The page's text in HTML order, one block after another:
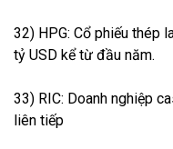
32) HPG: Cổ phiếu thép
tỷ USD kể từ đầu năm.
33) RIC: Doanh nghiệp
liên tiếp